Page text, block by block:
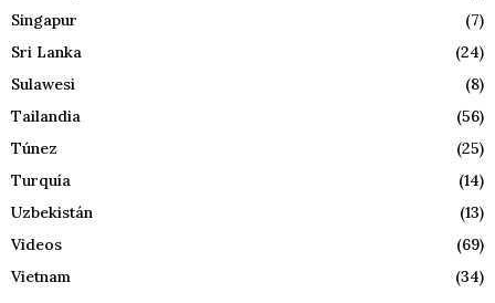
Singapur
(7)
Sri Lanka
(24)
Sulawesi
(8)
Tailandia
(56)
Túnez
(25)
Turquía
(14)
Uzbekistán
(13)
Videos
(69)
Vietnam
(34)